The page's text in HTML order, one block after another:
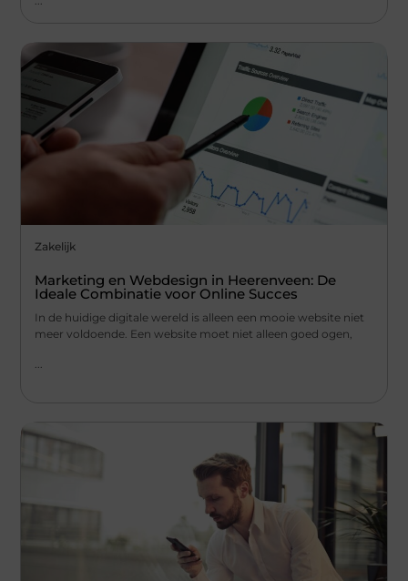
Zakelijk
Marketing en Webdesign in Heerenveen: De
Ideale Combinatie voor Online Succes
In de huidige digitale wereld is alleen een mooie website niet
meer voldoende. Een website moet niet alleen goed ogen,